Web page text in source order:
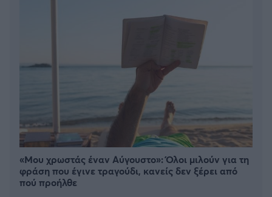
«Μου χρωστάς έναν Αύγουστο»: Όλοι μιλούν για τη
φράση που έγινε τραγούδι, κανείς δεν ξέρει από
πού προήλθε